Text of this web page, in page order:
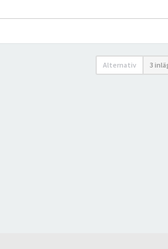
Alternativ 3